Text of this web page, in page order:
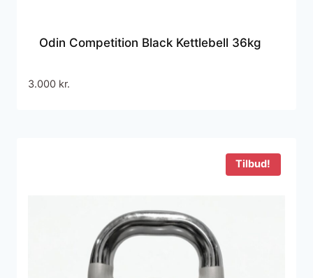
Odin Competition Black Kettlebell 36kg
3.000 kr.
Tilbud!